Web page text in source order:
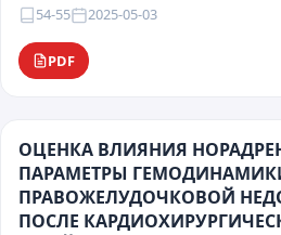
54-55 2025-05-03
PDF
ОЦЕНКА ВЛИЯНИЯ
ПАРАМЕТРЫ
ПРАВОЖЕЛУДОЧКОВОЙ
ПОСЛЕ